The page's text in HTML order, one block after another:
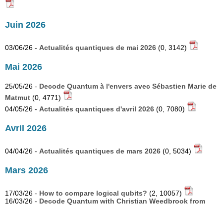
Juin 2026
03/06/26 - Actualités quantiques de mai 2026 (0, 3142)
Mai 2026
25/05/26 - Decode Quantum à l'envers avec Sébastien Marie de
Matmut (0, 4771)
04/05/26 - Actualités quantiques d'avril 2026 (0, 7080)
Avril 2026
04/04/26 - Actualités quantiques de mars 2026 (0, 5034)
Mars 2026
17/03/26 - How to compare logical qubits? (2, 10057)
16/03/26 - Decode Quantum with Christian Weedbrook from